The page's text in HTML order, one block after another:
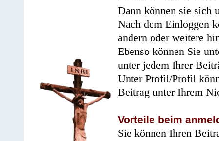
Dann können sie sich
Nach dem Einloggen
ändern oder weitere
Ebenso können Sie
unter jedem Ihrer
Unter Profil/Profil
Beitrag unter Ihrem
Vorteile beim
Sie können Ihren